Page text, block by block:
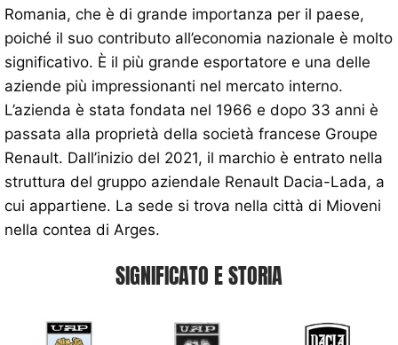
Romania, che è di grande importanza per il paese,
poiché il suo contributo all’economia nazionale è molto
significativo. È il più grande esportatore e una delle
aziende più impressionanti nel mercato interno.
L’azienda è stata fondata nel 1966 e dopo 33 anni è
passata alla proprietà della società francese Groupe
Renault. Dall’inizio del 2021, il marchio è entrato nella
struttura del gruppo aziendale Renault Dacia-Lada, a
cui appartiene. La sede si trova nella città di Mioveni
nella contea di Arges.
SIGNIFICATO E STORIA